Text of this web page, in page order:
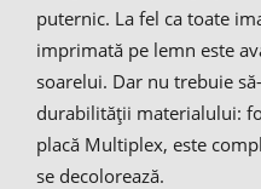
puternic. La fel ca toate
imprimată pe lemn este
soarelui. Dar nu trebuie
durabilității materialului:
placă Multiplex, este
se decolorează.